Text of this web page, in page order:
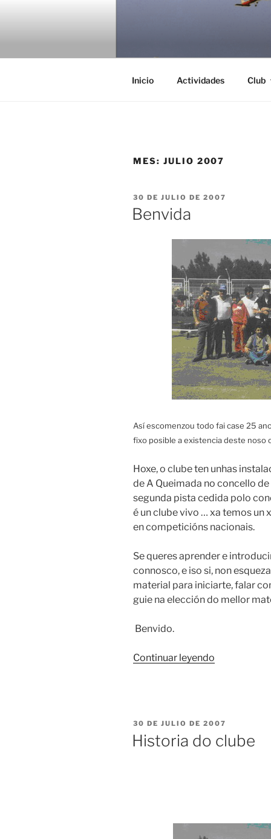
Inicio Actividades Club
MES: JULIO 2007
PUBLICADO
EL
30 DE JULIO DE 2007
Benvida
Así escomenzou todo fai case 25
fixo posible a existencia deste noso
Hoxe, o clube ten unhas
de A Queimada no concello
segunda pista cedida polo
é un clube vivo … xa temos un
en competicións nacionais.
Se queres aprender e
connosco, e iso si, non
material para iniciarte, falar
guie na elección do mellor
Benvido.
Continuar leyendo
PUBLICADO
30 DE JULIO DE 2007
Historia do clube